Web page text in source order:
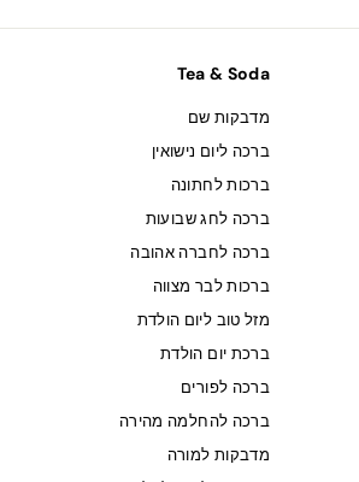
Tea & Soda
מדבקות שם
ברכה ליום נישואין
ברכות לחתונה
ברכה לחג שבועות
ברכה לחברה אהובה
ברכות לבר מצווה
מזל טוב ליום הולדת
ברכת יום הולדת
ברכה לפורים
ברכה להחלמה מהירה
מדבקות למורה